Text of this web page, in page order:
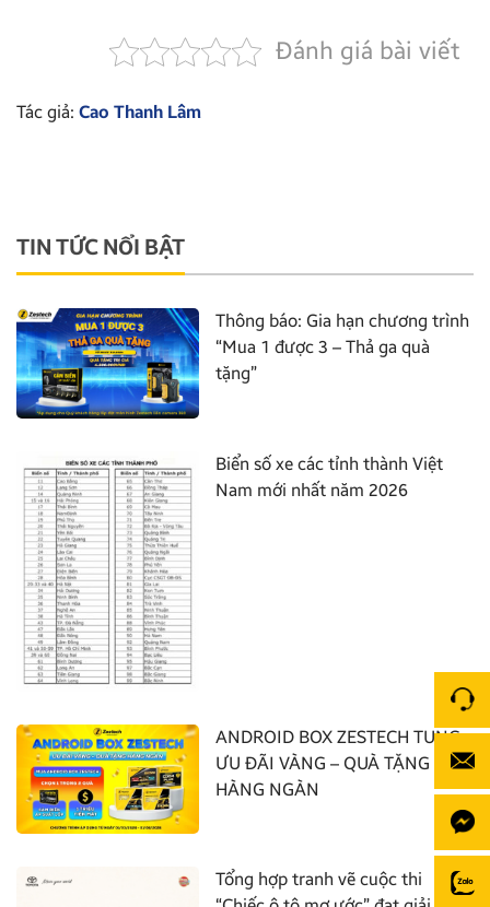
Đánh giá bài viết
Tác giả: Cao Thanh Lâm
TIN TỨC NỔI BẬT
Thông báo: Gia hạn chương trình
“Mua 1 được 3 – Thả ga quà
tặng”
Biển số xe các tỉnh thành Việt
Nam mới nhất năm 2026
ANDROID BOX ZESTECH TUNG
ƯU ĐÃI VÀNG – QUÀ TẶNG
HÀNG NGÀN
Tổng hợp tranh vẽ cuộc thi